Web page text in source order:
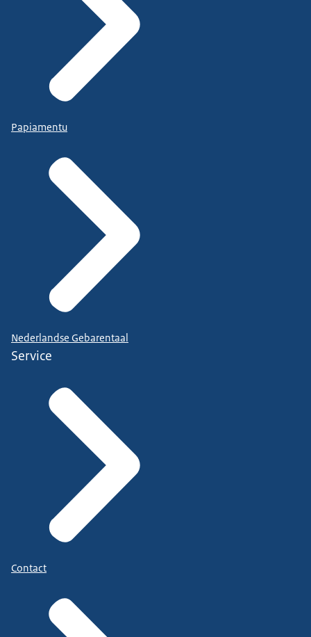
Papiamentu
Nederlandse Gebarentaal
Service
Contact